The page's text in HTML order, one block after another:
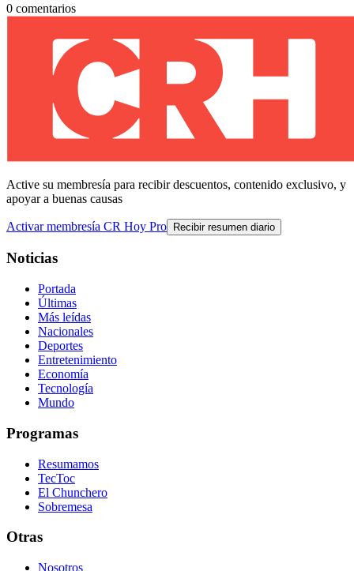
0 comentarios
Active su membresía para recibir descuentos, contenido exclusivo, y
apoyar a buenas causas
Activar membresía CR Hoy Pro Recibir resumen diario
Noticias
Portada
Últimas
Más leídas
Nacionales
Deportes
Entretenimiento
Economía
Tecnología
Mundo
Programas
Resumamos
TecToc
El Chunchero
Sobremesa
Otras
Nosotros